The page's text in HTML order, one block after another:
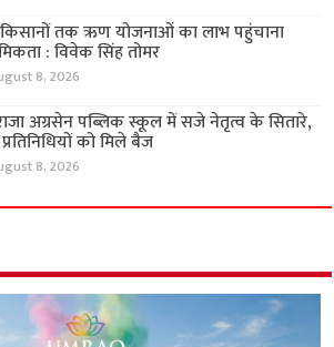
किसानों तक ऋण योजनाओं का लाभ पहुंचाना
: विवेक सिंह तोमर
8, 2026
अग्रसेन पब्लिक स्कूल में सजे नेतृत्व के सितारे,
प्रतिनिधियों को मिले बैज
8, 2026